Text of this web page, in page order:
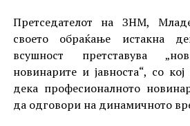
Претседателот на ЗНМ,
своето обраќање истакна
всушност претставува
новинарите и јавноста“, со
дека професионалното
да одговори на динамичното